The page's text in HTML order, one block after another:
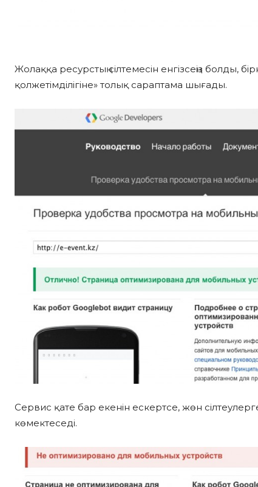
Жолаққа ресурстың сілтемесін енгізсеңіз болды,
қолжетімділігіне» толық сараптама шығады.
Сервис қате бар екенін ескертсе, жөн
көмектеседі.